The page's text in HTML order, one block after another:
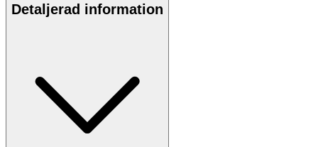
Detaljerad information